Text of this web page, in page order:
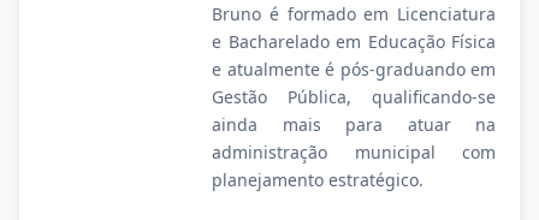
Bruno é formado em Licenciatura
e Bacharelado em Educação Física
e atualmente é pós-graduando em
Gestão Pública, qualificando-se
ainda mais para atuar na
administração municipal com
planejamento estratégico.